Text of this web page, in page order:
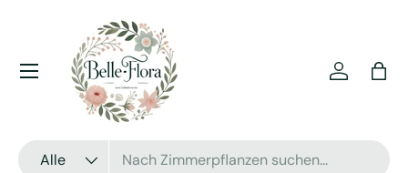
Direkt zum Inhalt
Suchen
Art
Alle
Einloggen
Menü